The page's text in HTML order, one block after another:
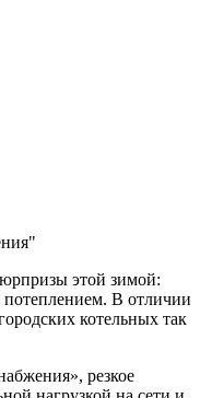
этой зимой:
В отличии
котельных так
резкое